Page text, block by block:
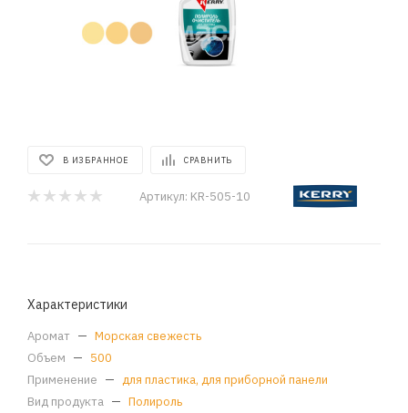
В ИЗБРАННОЕ СРАВНИТЬ
Артикул: KR-505-10
Характеристики
Аромат — Морская свежесть
Объем — 500
Применение — для пластика, для приборной панели
Вид продукта — Полироль